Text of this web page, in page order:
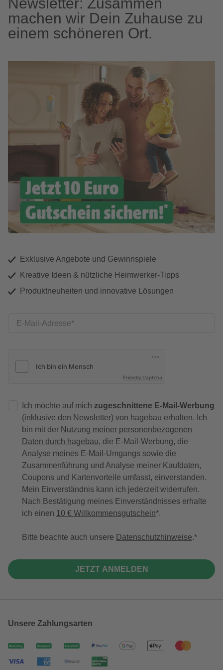
machen wir Dein Zuhause zu
einem schöneren Ort.
Exklusive Angebote und Gewinnspiele
Kreative Ideen & nützliche Heimwerker-Tipps
Produktneuheiten und innovative Lösungen
E-Mail-Adresse
Friendly Captcha
Ich möchte auf mich zugeschnittene E-Mail-Werbung
(inklusive den Newsletter) von hagebau erhalten. Ich
bin mit der Nutzung meiner personenbezogenen
Daten durch hagebau, die E-Mail-Werbung, die
Analyse meines E-Mail-Umgangs sowie die
Zusammenführung und Analyse meiner Kaufdaten,
Coupons und Kartenvorteile umfasst, einverstanden.
Mein Einverständnis kann ich jederzeit widerrufen.
Nach Bestätigung meines Einverständnisses erhalte
ich einen 10 € Willkommensgutschein*.
Bitte beachte auch unsere Datenschutzhinweise.
JETZT ANMELDEN
Unsere Zahlungsarten